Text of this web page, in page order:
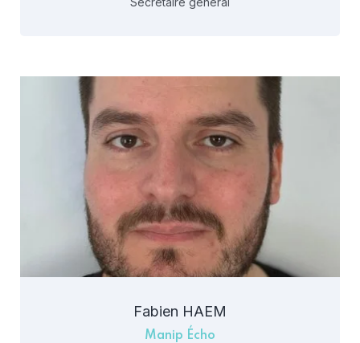
Fabien HAEM
Manip Écho